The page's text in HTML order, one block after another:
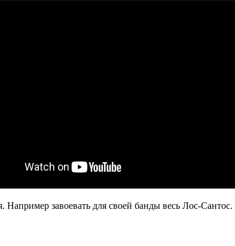
завоевать для своей банды весь Лос-Сантос.